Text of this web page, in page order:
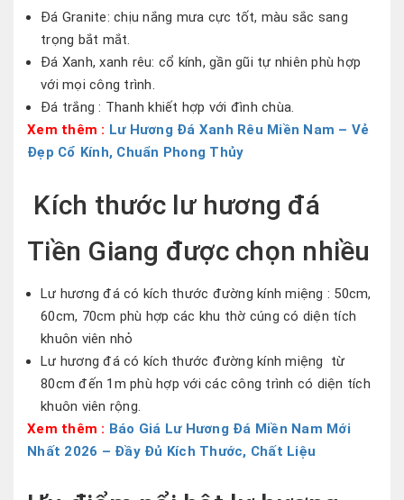
Đá Granite: chịu nắng mưa cực tốt, màu sắc sang
trọng bắt mắt.
Đá Xanh, xanh rêu: cổ kính, gần gũi tự nhiên phù hợp
với mọi công trình.
Đá trắng : Thanh khiết hợp với đình chùa.
Xem thêm : Lư Hương Đá Xanh Rêu Miền Nam – Vẻ
Đẹp Cổ Kính, Chuẩn Phong Thủy
Kích thước lư hương đá
Tiền Giang được chọn nhiều
Lư hương đá có kích thước đường kính miệng : 50cm,
60cm, 70cm phù hợp các khu thờ cúng có diện tích
khuôn viên nhỏ
Lư hương đá có kích thước đường kính miệng từ
80cm đến 1m phù hợp với các công trình có diện tích
khuôn viên rộng.
Xem thêm : Báo Giá Lư Hương Đá Miền Nam Mới
Nhất 2026 – Đầy Đủ Kích Thước, Chất Liệu